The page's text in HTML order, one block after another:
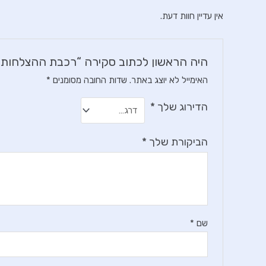
אין עדיין חוות דעת.
היה הראשון לכתוב סקירה “רכבת
האימייל לא יוצג באתר. שדות החובה מסומנים *
הדירוג שלך *
הביקורת שלך *
שם *